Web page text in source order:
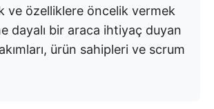
ve özelliklere öncelik vermek
dayalı bir araca ihtiyaç duyan
ürün sahipleri ve scrum